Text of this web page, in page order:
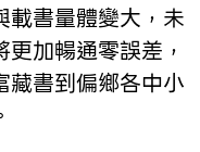
載書量體變大，未
加暢通零誤差，
藏書到偏鄉各中小